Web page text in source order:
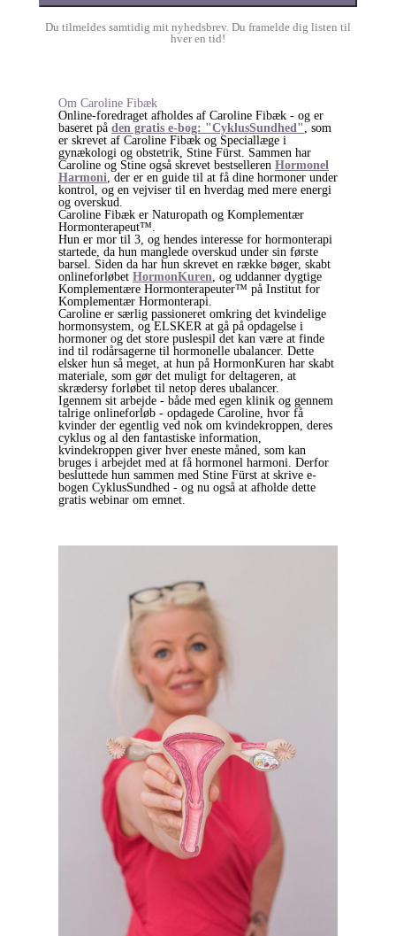
Du tilmeldes samtidig mit nyhedsbrev. Du framelde dig listen til
hver en tid!
Om Caroline Fibæk
Online-foredraget afholdes af Caroline Fibæk - og er
baseret på den gratis e-bog: "CyklusSundhed"
, som
er skrevet af Caroline Fibæk og Speciallæge i
gynækologi og obstetrik, Stine Fürst. Sammen har
Caroline og Stine også skrevet bestselleren Hormonel
Harmoni , der er en guide til at få dine hormoner under
kontrol, og en vejviser til en hverdag med mere energi
og overskud.
Caroline Fibæk er Naturopath og Komplementær
Hormonterapeut™️.
Hun er mor til 3, og hendes interesse for hormonterapi
startede, da hun manglede overskud under sin første
barsel. Siden da har hun skrevet en række bøger, skabt
onlineforløbet HormonKuren , og uddanner dygtige
Komplementære Hormonterapeuter™️ på Institut for
Komplementær Hormonterapi.
Caroline er særlig passioneret omkring det kvindelige
hormonsystem, og ELSKER at gå på opdagelse i
hormoner og det store puslespil det kan være at finde
ind til rodårsagerne til hormonelle ubalancer. Dette
elsker hun så meget, at hun på HormonKuren har skabt
materiale, som gør det muligt for deltageren, at
skrædersy forløbet til netop deres ubalancer.
Igennem sit arbejde - både med egen klinik og gennem
talrige onlineforløb - opdagede Caroline, hvor få
kvinder der egentlig ved nok om kvindekroppen, deres
cyklus og al den fantastiske information,
kvindekroppen giver hver eneste måned, som kan
bruges i arbejdet med at få hormonel harmoni. Derfor
besluttede hun sammen med Stine Fürst at skrive e-
bogen CyklusSundhed - og nu også at afholde dette
gratis webinar om emnet.